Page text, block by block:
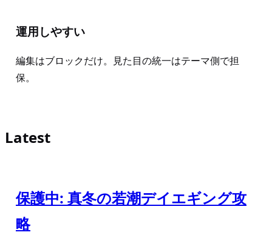
運用しやすい
編集はブロックだけ。見た目の統一はテーマ側で担
保。
Latest
保護中: 真冬の若潮デイエギング攻
略